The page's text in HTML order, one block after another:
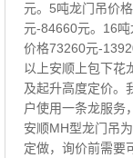
元。5吨龙门吊价
元-84660元。16
价格73260元-
以上安顺上包下花
及起升高度定价。
户使用一条龙服务
安顺MH型龙门吊
定做，询价前需要